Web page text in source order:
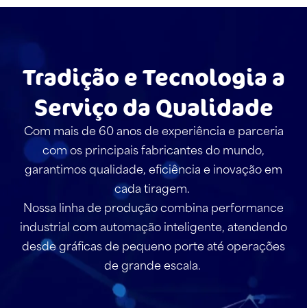
Tradição e Tecnologia a
Serviço da Qualidade
Com mais de 60 anos de experiência e parceria
com os principais fabricantes do mundo,
garantimos qualidade, eficiência e inovação em
cada tiragem.
Nossa linha de produção combina performance
industrial com automação inteligente, atendendo
desde gráficas de pequeno porte até operações
de grande escala.